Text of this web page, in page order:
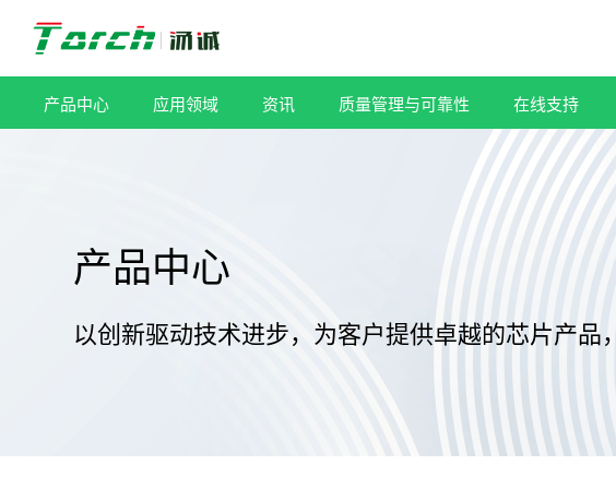
跳
过
内
产品中心 应用领域 资讯 质量管理与可靠性 在线支持
产品中心
以创新驱动技术进步，为客户提供卓越的芯片产品